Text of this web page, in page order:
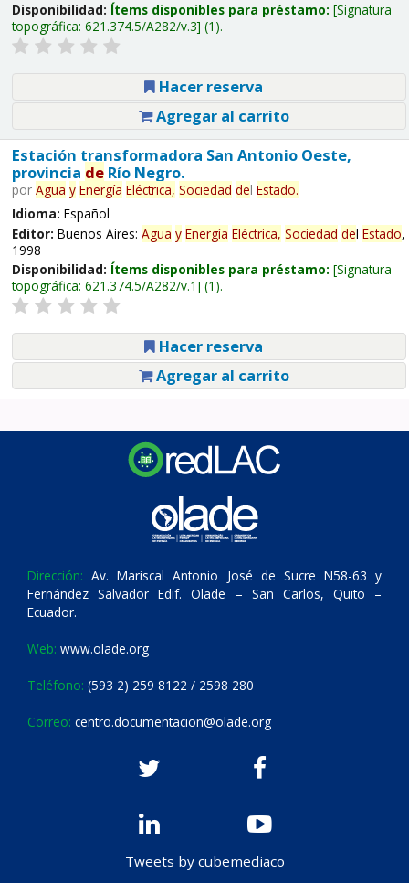
Disponibilidad: Ítems disponibles para préstamo: Signatura
topográfica: 621.374.5/A282/v.3 (1).
Hacer reserva
Agregar al carrito
Estación transformadora San Antonio Oeste,
provincia deRío Negro.
por Agua y Energía Eléctrica, Sociedad del Estado.
Idioma: Español
Editor: Buenos Aires: Agua y Energía Eléctrica, Sociedad del Estado,
1998
Disponibilidad: Ítems disponibles para préstamo: Signatura
topográfica: 621.374.5/A282/v.1 (1).
Hacer reserva
Agregar al carrito
Dirección: Av. Mariscal Antonio José de Sucre N58-63 y
Fernández Salvador Edif. Olade – San Carlos, Quito –
Ecuador.
Web: www.olade.org
Teléfono: (593 2) 259 8122 / 2598 280
Correo: centro.documentacion@olade.org
Tweets by cubemediaco